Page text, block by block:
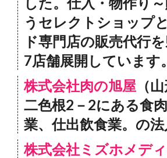
うセレクトショップ
ド専門店の販売代行
7店舗展開しています
株式会社肉の旭屋 （
二色根2－2にある食
業、仕出飲食業。の法
株式会社ミズホメデ